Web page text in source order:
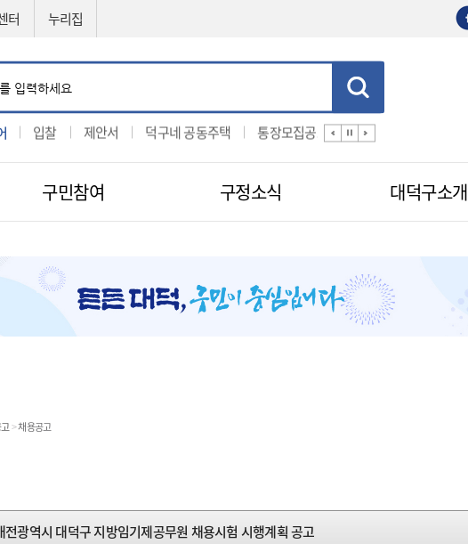
터 누리집
입찰 제안서 덕구네 공동주택 통장모집공고 공법선정
민원신청 적극행정
제도소개
구민참여 구정소식 대덕구소개
>채용공고
광역시 대덕구 지방임기제공무원 채용시험 시행계획 공고